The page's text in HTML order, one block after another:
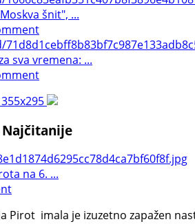
šnit", ...
sva vremena: ...
na 6. ...
Pirot imala je izuzetno zapažen